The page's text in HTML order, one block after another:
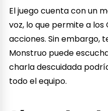
El juego cuenta con un
voz, lo que permite a los
acciones. Sin embargo,
Monstruo puede
charla descuidada
todo el equipo.